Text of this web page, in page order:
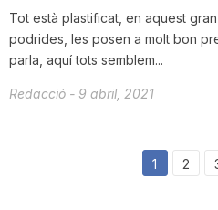
Tot està plastificat, en aquest
podrides, les posen a molt bon
parla, aquí tots semblem...
Redacció - 9 abril, 2021
1 2